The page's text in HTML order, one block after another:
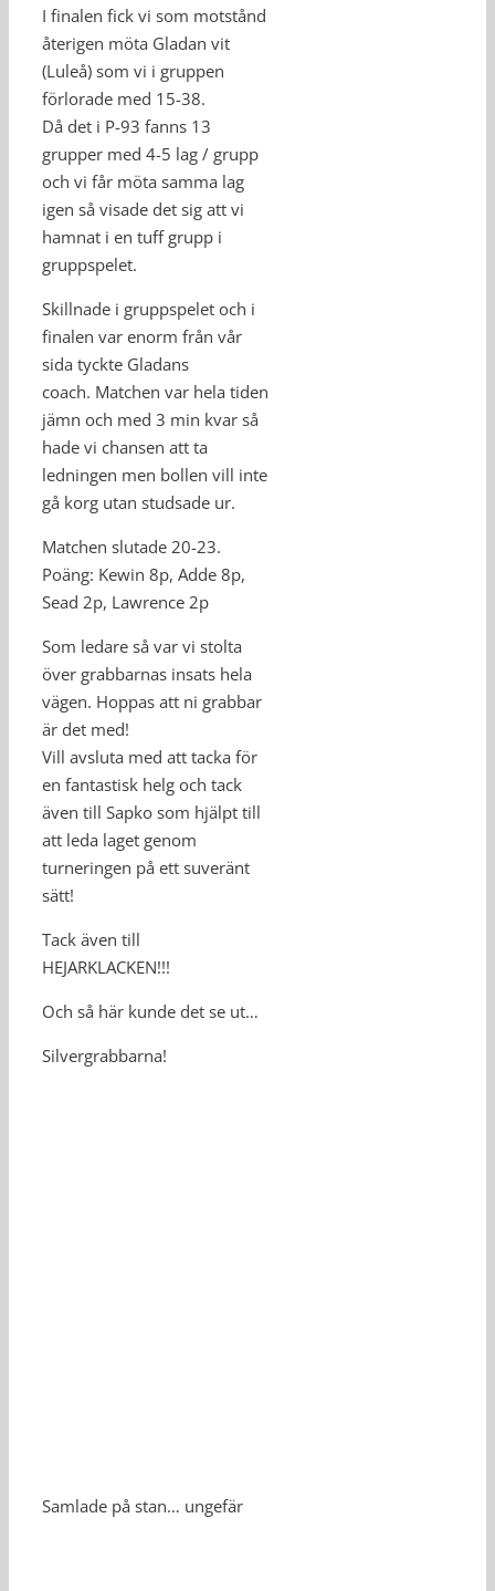
I finalen fick vi som motstånd
återigen möta Gladan vit
(Luleå) som vi i gruppen
förlorade med 15-38.
Då det i P-93 fanns 13
grupper med 4-5 lag / grupp
och vi får möta samma lag
igen så visade det sig att vi
hamnat i en tuff grupp i
gruppspelet.
Skillnade i gruppspelet och i
finalen var enorm från vår
sida tyckte Gladans
coach. Matchen var hela tiden
jämn och med 3 min kvar så
hade vi chansen att ta
ledningen men bollen vill inte
gå korg utan studsade ur.
Matchen slutade 20-23.
Poäng: Kewin 8p, Adde 8p,
Sead 2p, Lawrence 2p
Som ledare så var vi stolta
över grabbarnas insats hela
vägen. Hoppas att ni grabbar
är det med!
Vill avsluta med att tacka för
en fantastisk helg och tack
även till Sapko som hjälpt till
att leda laget genom
turneringen på ett suveränt
sätt!
Tack även till
HEJARKLACKEN!!!
Och så här kunde det se ut…
Silvergrabbarna!
Samlade på stan… ungefär